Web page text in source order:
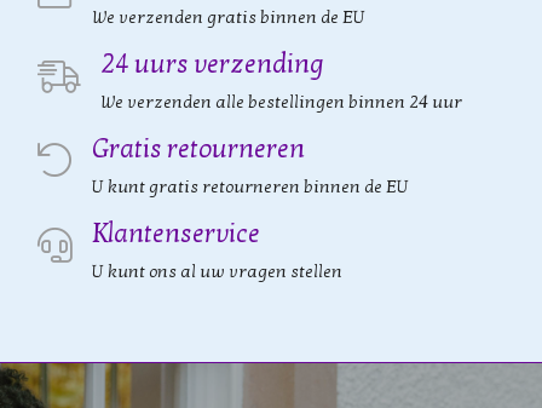
We verzenden gratis binnen de EU
24 uurs verzending
We verzenden alle bestellingen binnen 24 uur
Gratis retourneren
U kunt gratis retourneren binnen de EU
Klantenservice
U kunt ons al uw vragen stellen